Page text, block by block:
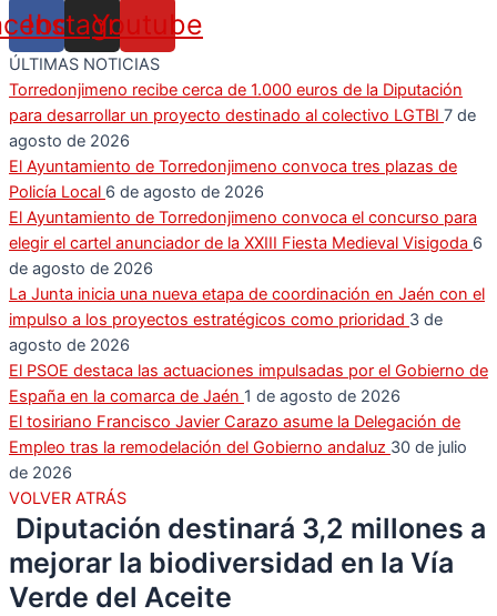
Instagram
Youtube
ÚLTIMAS NOTICIAS
Torredonjimeno recibe cerca de 1.000 euros de la Diputación
para desarrollar un proyecto destinado al colectivo LGTBI 7 de
agosto de 2026
El Ayuntamiento de Torredonjimeno convoca tres plazas de
Policía Local 6 de agosto de 2026
El Ayuntamiento de Torredonjimeno convoca el concurso para
elegir el cartel anunciador de la XXIII Fiesta Medieval Visigoda 6
de agosto de 2026
La Junta inicia una nueva etapa de coordinación en Jaén con el
impulso a los proyectos estratégicos como prioridad 3 de
agosto de 2026
El PSOE destaca las actuaciones impulsadas por el Gobierno de
España en la comarca de Jaén 1 de agosto de 2026
El tosiriano Francisco Javier Carazo asume la Delegación de
Empleo tras la remodelación del Gobierno andaluz 30 de julio
de 2026
VOLVER ATRÁS
Diputación destinará 3,2 millones a
mejorar la biodiversidad en la Vía
Verde del Aceite